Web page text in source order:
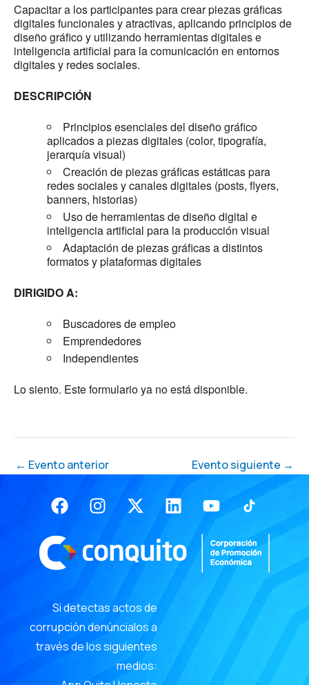
Capacitar a los participantes para crear piezas gráficas
digitales funcionales y atractivas, aplicando principios de
diseño gráfico y utilizando herramientas digitales e
inteligencia artificial para la comunicación en entornos
digitales y redes sociales.
DESCRIPCIÓN
Principios esenciales del diseño gráfico
aplicados a piezas digitales (color, tipografía,
jerarquía visual)
Creación de piezas gráficas estáticas para
redes sociales y canales digitales (posts, flyers,
banners, historias)
Uso de herramientas de diseño digital e
inteligencia artificial para la producción visual
Adaptación de piezas gráficas a distintos
formatos y plataformas digitales
DIRIGIDO A:
Buscadores de empleo
Emprendedores
Independientes
Lo siento. Este formulario ya no está disponible.
← Evento anterior Evento siguiente →
FacebookInstagram
X-
twitter
LinkedinYoutube
Si detectas actos de
corrupción denúncialos a
través de los siguientes
medios: